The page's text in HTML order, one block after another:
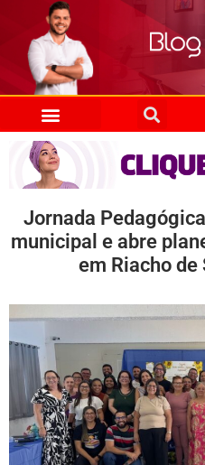
Jornada
municipal e abre
em Riacho